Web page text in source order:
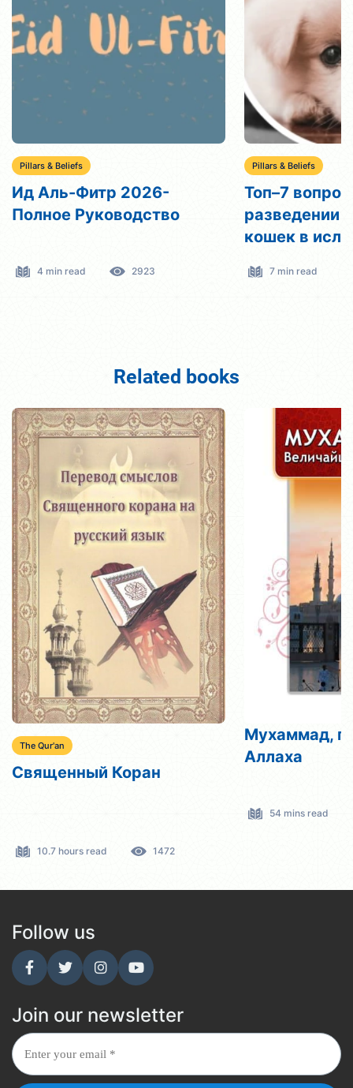
Pillars & Beliefs
Ид Аль-Фитр 2026-
Полное Руководство
4 min read 2923
Pillars & Beliefs
Топ–7
разведении
кошек в
7 min read
Related books
The Qur'an
Священный Коран
10.7 hours read 1472
Мухаммад,
Аллаха
54 mins read
Follow us
Join our newsletter